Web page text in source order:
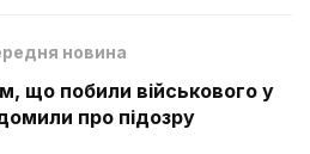
новина
що побили військового у
про підозру